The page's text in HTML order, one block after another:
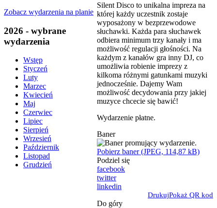
Zobacz wydarzenia na planie
2026 - wybrane
wydarzenia
Wstęp
Styczeń
Luty
Marzec
Kwiecień
Maj
Czerwiec
Lipiec
Sierpień
Wrzesień
Październik
Listopad
Grudzień
Silent Disco to unikalna impreza na
której każdy uczestnik zostaje
wyposażony w bezprzewodowe
słuchawki. Każda para słuchawek
odbiera minimum trzy kanały i ma
możliwość regulacji głośności. Na
każdym z kanałów gra inny DJ, co
umożliwia robienie imprezy z
kilkoma różnymi gatunkami muzyki
jednocześnie. Dajemy Wam
możliwość decydowania przy jakiej
muzyce chcecie się bawić!
Wydarzenie płatne.
Baner
Pobierz baner (JPEG, 114,87 kB)
Podziel się
facebook
twitter
linkedin
DrukujPokaż QR kod
Do góry